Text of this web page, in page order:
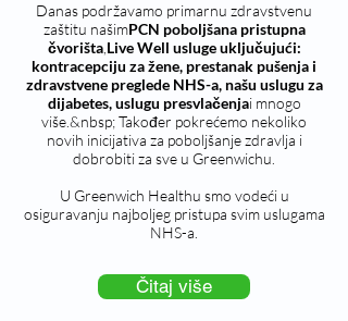
Danas podržavamo primarnu zdravstvenu
zaštitu našimPCN poboljšana pristupna
čvorišta, Live Well usluge uključujući:
kontracepciju za žene, prestanak pušenja i
zdravstvene preglede NHS-a, našu uslugu za
dijabetes, uslugu presvlačenjai mnogo
više.&nbsp; Također pokrećemo nekoliko
novih inicijativa za poboljšanje zdravlja i
dobrobiti za sve u Greenwichu.
U Greenwich Healthu smo vodeći u
osiguravanju najboljeg pristupa svim uslugama
NHS-a.
Čitaj više